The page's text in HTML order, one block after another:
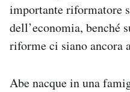
importante riformatore
dell’economia, benché
riforme ci siano ancora
Abe nacque in una